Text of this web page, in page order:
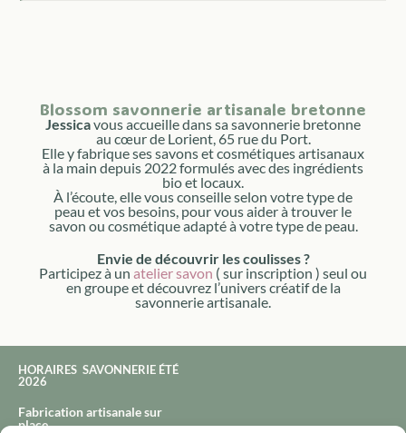
Blossom savonnerie artisanale bretonne
Jessicavous accueille dans sa savonnerie bretonne
au cœur de Lorient, 65 rue du Port.
Elle y fabrique ses savons et cosmétiques artisanaux
à la main depuis 2022 formulés avec des ingrédients
bio et locaux.
À l’écoute, elle vous conseille selon votre type de
peau et vos besoins, pour vous aider à trouver le
savon ou cosmétique adapté à votre type de peau.
Envie de découvrir les coulisses ?
Participez à un atelier savon ( sur inscription ) seul ou
en groupe et découvrez l’univers créatif de la
savonnerie artisanale.
HORAIRES SAVONNERIE ÉTÉ
2026
Fabrication artisanale sur
place